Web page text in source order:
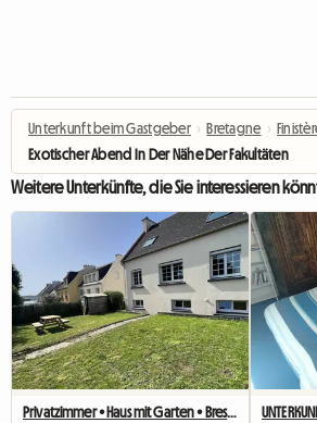
Unterkunft beim Gastgeber › Bretagne ›
Exotischer Abend In Der Nähe Der Fakultäten
Weitere Unterkünfte, die Sie interessieren
Privatzimmer • Haus mit Garten • Brest Quartier Europe